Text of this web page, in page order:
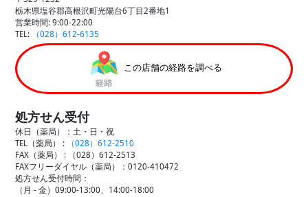
栃木県塩谷郡高根沢町光陽台6丁目2番地1
営業時間: 9:00-22:00
TEL:
（028）612-6135
この店舗の経路を調べる
処方せん受付
休日（薬局）：土・日・祝
TEL（薬局） :
（028）612-2510
FAX（薬局） :
（028）612-2513
FAXフリーダイヤル（薬局）：0120-410472
処方せん受付時間：
（月 - 金）09:00-13:00、14:00-18:00